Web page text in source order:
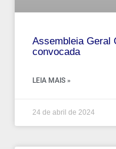
Assembleia Geral
convocada
LEIA MAIS »
24 de abril de 2024